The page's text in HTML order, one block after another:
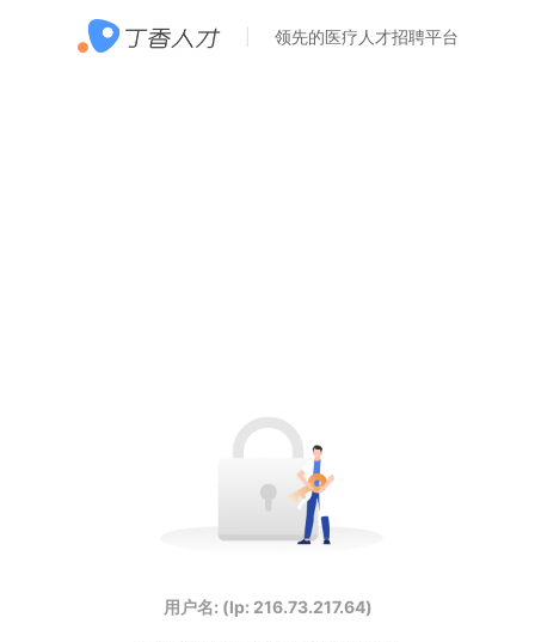
领先的医疗人才招聘平台
用户名: (Ip: 216.73.217.64)